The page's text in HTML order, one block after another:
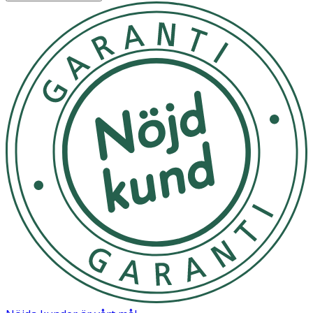
26–28 cm
L
28–30 cm
XL
30–32 cm
XXL
Håll armbågen något böjd (30 grader) och mät
omkretsen runt armbågsleden.
Användning
- Tvättas i varmt vatten och lufttorkas.
- Rekommenderat att använda tvättpåse.
- Fäst alla kardborreband innan tvätt.